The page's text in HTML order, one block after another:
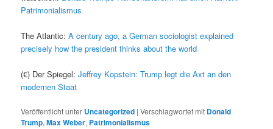
Patrimonialismus
The Atlantic:A century ago, a German sociologist explained
precisely how the president thinks about the world
(€) Der Spiegel:Jeffrey Kopstein: Trump legt die Axt an den
modernen Staat
Veröffentlicht unter Uncategorized |Verschlagwortet mit Donald
Trump,Max Weber, Patrimonialismus